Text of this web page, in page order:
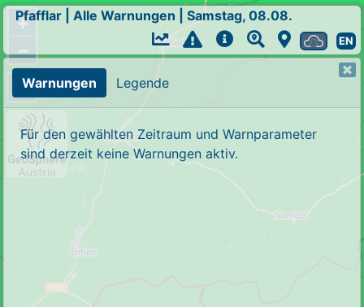
+
−
Pfafflar Alle Warnungen Samstag, 08.08.
EN
Warnungen Legende
Für den gewählten Zeitraum und Warnparameter
sind derzeit keine Warnungen aktiv.